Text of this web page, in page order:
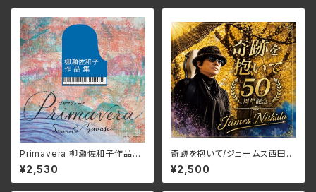
Primavera 柳瀬佐和子作品集/
ユーオーディア・アンサンブル、
蜷川いづみ、工藤美穂、Duo FR
IEDEN MCDN-1171(仕様:C
¥2,530
奇跡を抱いて/ジェームス西田
JMG-37(仕様:CD)
¥2,500